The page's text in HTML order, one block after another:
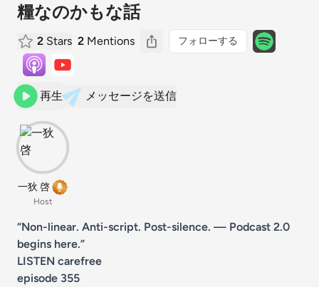
糧なのかもな話
2 Stars 2 Mentions フォローする
再生 メッセージを送信
一狄 啓
Host
“Non-linear. Anti-script. Post-silence. — Podcast 2.0
begins here.”
LISTEN carefree
episode 355